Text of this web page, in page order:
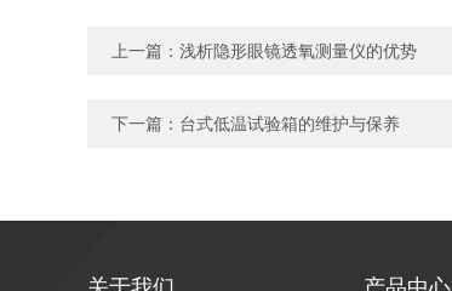
上一篇： 浅析隐形眼镜透氧测量仪的优势
下一篇： 台式低温试验箱的维护与保养